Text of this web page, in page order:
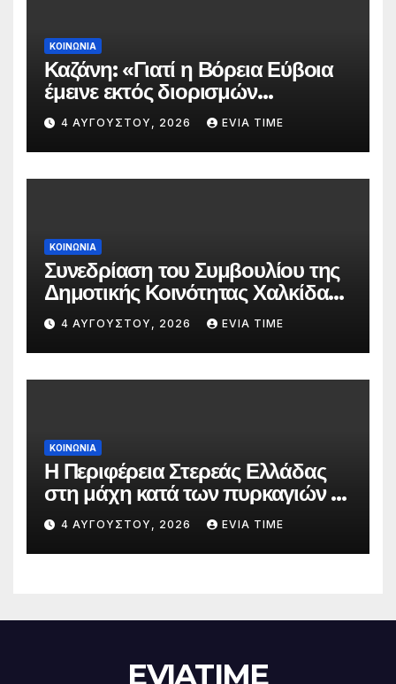
ΚΟΙΝΩΝΙΑ
Καζάνη: «Γιατί η Βόρεια Εύβοια
έμεινε εκτός διορισμών
δασκάλων;»
4 ΑΥΓΟΎΣΤΟΥ, 2026 EVIA TIME
ΚΟΙΝΩΝΙΑ
Συνεδρίαση του Συμβουλίου της
Δημοτικής Κοινότητας Χαλκίδας
την 5 Αυγούστου
4 ΑΥΓΟΎΣΤΟΥ, 2026 EVIA TIME
ΚΟΙΝΩΝΙΑ
Η Περιφέρεια Στερεάς Ελλάδας
στη μάχη κατά των πυρκαγιών –
Δράσεις και στήριξη σε πέντε
περιφερειακές ενότητες
4 ΑΥΓΟΎΣΤΟΥ, 2026 EVIA TIME
EVIATIME